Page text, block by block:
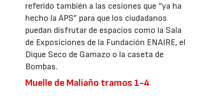
referido también a las cesiones que “ya ha
hecho la APS” para que los ciudadanos
puedan disfrutar de espacios como la Sala
de Exposiciones de la Fundación ENAIRE, el
Dique Seco de Gamazo o la caseta de
Bombas.
Muelle de Maliaño tramos 1-4